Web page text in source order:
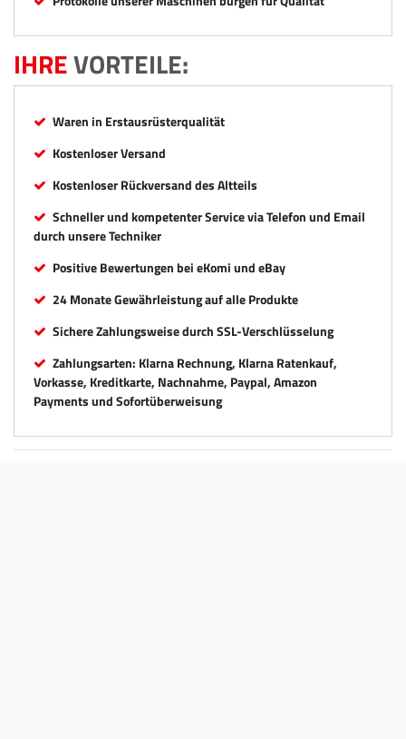
IHREVORTEILE:
Waren in Erstausrüsterqualität
Kostenloser Versand
Kostenloser Rückversand des Altteils
Schneller und kompetenter Service via Telefon und Email
durch unsere Techniker
Positive Bewertungen bei eKomi und eBay
24 Monate Gewährleistung auf alle Produkte
Sichere Zahlungsweise durch SSL-Verschlüsselung
Zahlungsarten: Klarna Rechnung, Klarna Ratenkauf,
Vorkasse, Kreditkarte, Nachnahme, Paypal, Amazon
Payments und Sofortüberweisung